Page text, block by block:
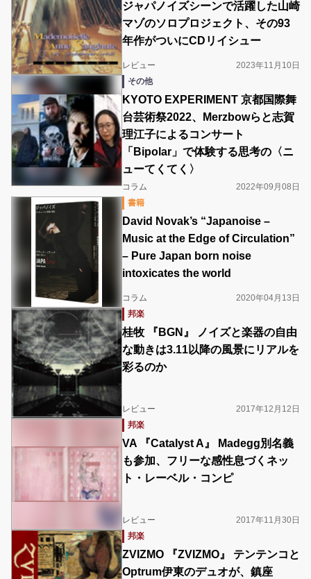
ジャパノイズシーンで活躍した山崎
マゾのソロプロジェクト、その93
年作がついにCDリイシュー
レビュー
2023年11月10日
その他
KYOTO EXPERIMENT 京都国際舞
台芸術祭2022、Merzbowらと志賀
理江子によるコンサート
「Bipolar」で体験する思考の〈ニ
ューてくてく〉
コラム
2022年09月08日
書籍
David Novak’s “Japanoise –
Music at the Edge of Circulation”
– Pure Japan born noise
intoxicates the world
コラム
2020年04月13日
邦楽
桂牧 『BGN』 ノイズと楽器の自由
な動きは3.11以降の風景にリアルを
彩るのか
レビュー
2017年12月12日
邦楽
VA 『Catalyst A』 Madegg別名義
も参加、フリーな感性息づくネッ
ト・レーベル・コンピ
レビュー
2017年11月30日
邦楽
ZVIZMO 『ZVIZMO』 テンテンコと
Optrum伊東のデュオが、鎮座